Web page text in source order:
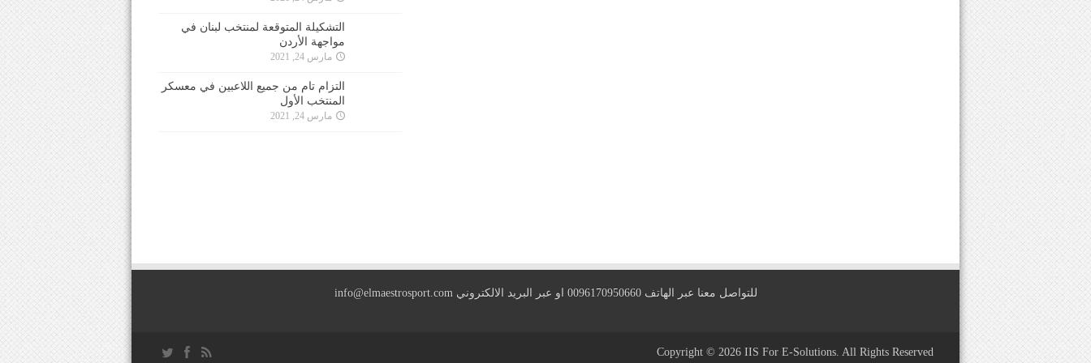
التشكيلة المتوقعة لمنتخب لبنان في
مواجهة الأردن
مارس 24, 2021
التزام تام من جميع اللاعبين في معسكر
المنتخب الأول
مارس 24, 2021
للتواصل معنا عبر الهاتف 0096170950660 او عبر البريد الالكتروني info@elmaestrosport.com
Copyright © 2026 IIS For E-Solutions. All Rights Reserved